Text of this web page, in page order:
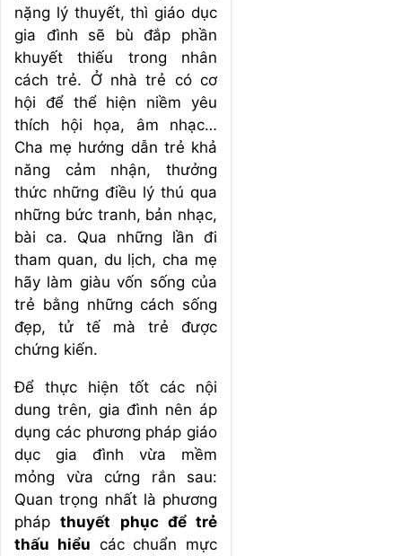
nặng lý thuyết, thì giáo dục
gia đình sẽ bù đắp phần
khuyết thiếu trong nhân
cách trẻ. Ở nhà trẻ có cơ
hội để thể hiện niềm yêu
thích hội họa, âm nhạc…
Cha mẹ hướng dẫn trẻ khả
năng cảm nhận, thưởng
thức những điều lý thú qua
những bức tranh, bản nhạc,
bài ca. Qua những lần đi
tham quan, du lịch, cha mẹ
hãy làm giàu vốn sống của
trẻ bằng những cách sống
đẹp, tử tế mà trẻ được
chứng kiến.
Để thực hiện tốt các nội
dung trên, gia đình nên áp
dụng các phương pháp giáo
dục gia đình vừa mềm
mỏng vừa cứng rắn sau:
Quan trọng nhất là phương
phápthuyết phục để trẻ
thấu hiểu các chuẩn mực